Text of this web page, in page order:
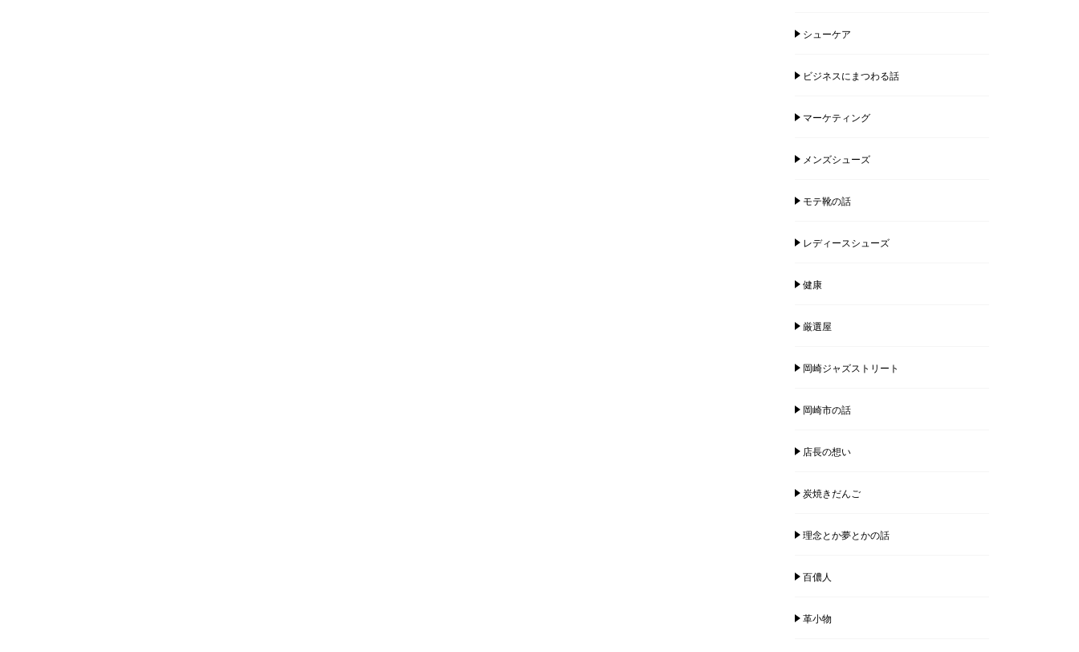
シューケア
ビジネスにまつわる話
マーケティング
メンズシューズ
モテ靴の話
レディースシューズ
健康
厳選屋
岡崎ジャズストリート
岡崎市の話
店長の想い
炭焼きだんご
理念とか夢とかの話
百儂人
革小物